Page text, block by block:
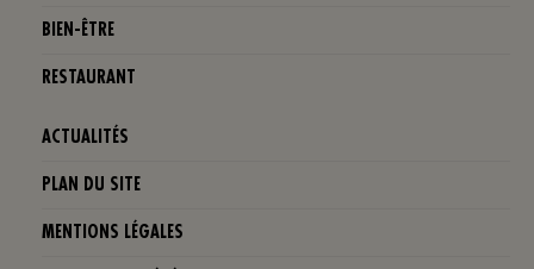
BIEN-ÊTRE
RESTAURANT
ACTUALITÉS
PLAN DU SITE
MENTIONS LÉGALES